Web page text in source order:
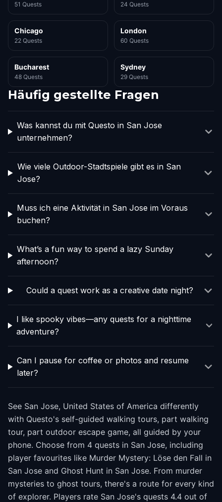
51 Quests 24 Quests
Chicago
22 Quests
London
60 Quests
Bucharest
48 Quests
Sydney
29 Quests
Häufig gestellte Fragen
Was kannst du mit Questo in San Jose
unternehmen?
Wie viele Outdoor-Stadtspiele gibt es in San
Jose?
Muss ich eine Aktivität in San Jose im Voraus
buchen?
What’s a fun way to spend a lazy Sunday
afternoon?
Could a quest work as a creative date night?
I like spooky vibes—any quests for a nighttime
adventure?
Can I pause for coffee or photos and resume
later?
See San Jose, United States of America differently
with Questo's self-guided walking tours, part walking
tour, part outdoor escape game, all guided by your
phone. Choose from 4 quests in San Jose, including
player favourites like Murder Mystery: Löse den Fall in
San Jose and Ghost Hunt in San Jose. From murder
mysteries to ghost tours, there's a route for every kind
of explorer. Players rate San Jose's quests 4.4 out of